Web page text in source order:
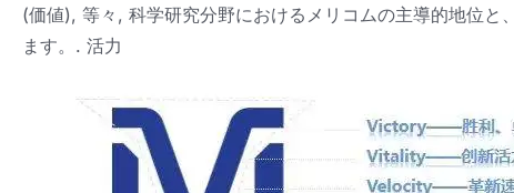
(価値), 等々, 科学研究分野におけるメリコムの主導的地位と
ます。. 活力